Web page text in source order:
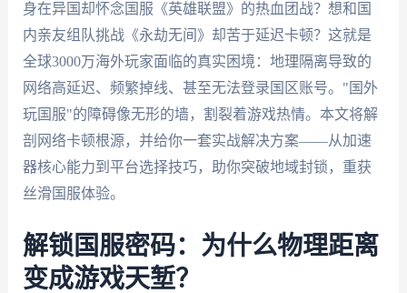
身在异国却怀念国服《英雄联盟》的热血团战？想和国
内亲友组队挑战《永劫无间》却苦于延迟卡顿？这就是
全球3000万海外玩家面临的真实困境：地理隔离导致的
网络高延迟、频繁掉线、甚至无法登录国区账号。"国外
玩国服"的障碍像无形的墙，割裂着游戏热情。本文将解
剖网络卡顿根源，并给你一套实战解决方案——从加速
器核心能力到平台选择技巧，助你突破地域封锁，重获
丝滑国服体验。
解锁国服密码：为什么物理距离
变成游戏天堑？